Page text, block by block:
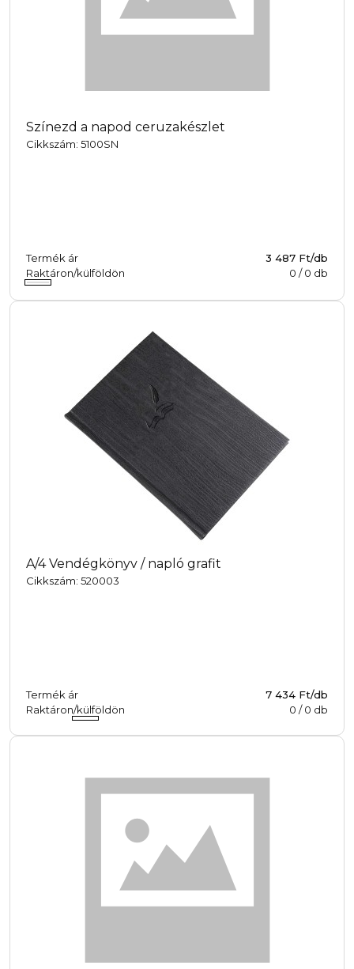
Színezd a napod ceruzakészlet
Cikkszám: 5100SN
Termék ár
3 487 Ft/db
Raktáron/külföldön
0 /0 db
A/4 Vendégkönyv / napló grafit
Cikkszám: 520003
Termék ár
7 434 Ft/db
Raktáron/külföldön
0 /0 db